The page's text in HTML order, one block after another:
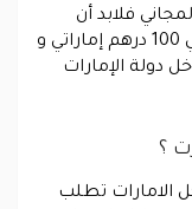
فلابد أن
تكون قيمة المشتريات التي قمت بها هي 100 درهم إماراتي و
دولة الإمارات
؟
الامارات تطلب